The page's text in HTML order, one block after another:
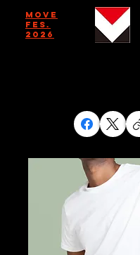
MOVE
FES.
2026